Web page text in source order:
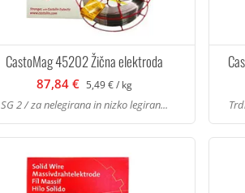
CastoMag 45202 Žična elektroda
87,84 € 5,49 € / kg
SG 2 / za nelegirana in nizko legiran...